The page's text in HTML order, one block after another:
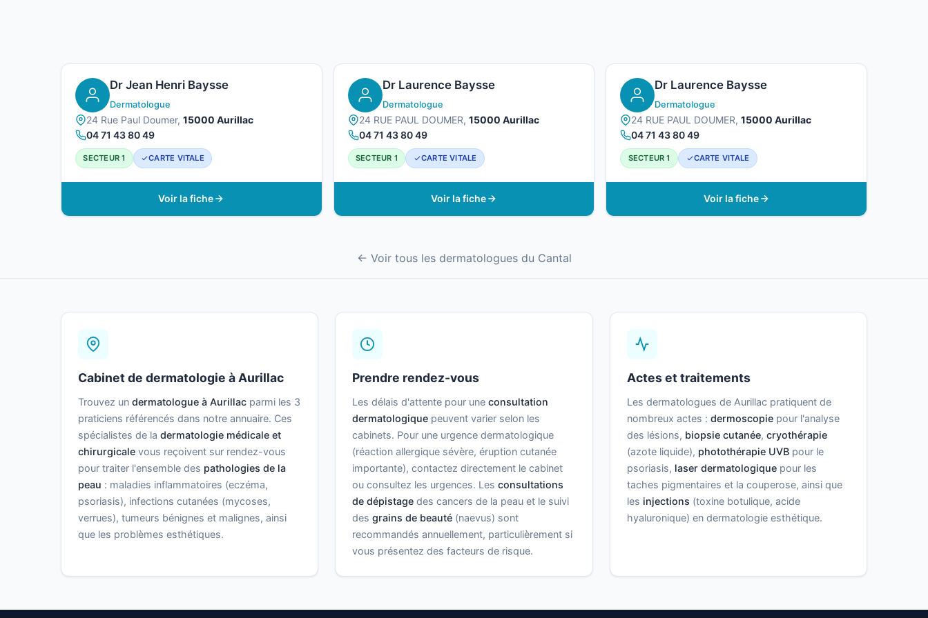
Dr Jean Henri Baysse
Dermatologue
24 Rue Paul Doumer, 15000 Aurillac
04 71 43 80 49
SECTEUR 1 CARTE VITALE
Voir la fiche
Dr Laurence Baysse
Dermatologue
24 RUE PAUL DOUMER, 15000 Aurillac
04 71 43 80 49
SECTEUR 1 CARTE VITALE
Voir la fiche
Dr Laurence Baysse
Dermatologue
24 RUE PAUL DOUMER,15000 Aurillac
04 71 43 80 49
SECTEUR 1 CARTE VITALE
Voir la fiche
← Voir tous les dermatologues du Cantal
Cabinet de dermatologie à Aurillac
Trouvez un dermatologue à Aurillac parmi les 3
praticiens référencés dans notre annuaire. Ces
spécialistes de la dermatologie médicale et
chirurgicale vous reçoivent sur rendez-vous
pour traiter l'ensemble des pathologies de la
peau : maladies inflammatoires (eczéma,
psoriasis), infections cutanées (mycoses,
verrues), tumeurs bénignes et malignes, ainsi
que les problèmes esthétiques.
Prendre rendez-vous
Les délais d'attente pour uneconsultation
dermatologique peuvent varier selon les
cabinets. Pour une urgence dermatologique
(réaction allergique sévère, éruption cutanée
importante), contactez directement le cabinet
ou consultez les urgences. Lesconsultations
de dépistage des cancers de la peau et le suivi
desgrains de beauté (naevus) sont
recommandés annuellement, particulièrement si
vous présentez des facteurs de risque.
Actes et traitements
Les dermatologues de Aurillac pratiquent de
nombreux actes : dermoscopiepour l'analyse
des lésions, biopsie cutanée, cryothérapie
(azote liquide), photothérapie UVBpour le
psoriasis, laser dermatologiquepour les
taches pigmentaires et la couperose, ainsi que
les injections (toxine botulique, acide
hyaluronique) en dermatologie esthétique.